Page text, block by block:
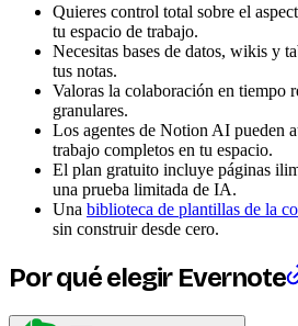
Quieres control total sobre el
tu espacio de trabajo.
Necesitas bases de datos, wikis y
tus notas.
Valoras la colaboración en tiempo
granulares.
Los agentes de Notion AI pueden
trabajo completos en tu espacio.
El plan gratuito incluye páginas
una prueba limitada de IA.
Una biblioteca de plantillas de la
sin construir desde cero.
Por qué elegir Evernote